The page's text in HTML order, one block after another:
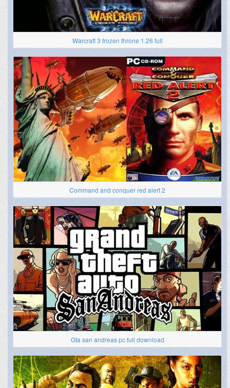
Warcraft 3 frozen throne 1.26 full
Command and conquer red alert 2
Gta san andreas pc full download